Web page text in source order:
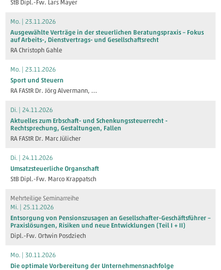
StB Dipl.-Fw. Lars Mayer
Mo. | 23.11.2026
Ausgewählte Verträge in der steuerlichen Beratungspraxis – Fokus
auf Arbeits-, Dienstvertrags- und Gesellschaftsrecht
RA Christoph Gahle
Mo. | 23.11.2026
Sport und Steuern
RA FAStR Dr. Jörg Alvermann, ...
Di. | 24.11.2026
Aktuelles zum Erbschaft- und Schenkungssteuerrecht -
Rechtsprechung, Gestaltungen, Fallen
RA FAStR Dr. Marc Jülicher
Di. | 24.11.2026
Umsatzsteuerliche Organschaft
StB Dipl.-Fw. Marco Krappatsch
Mehrteilige Seminarreihe
Mi. | 25.11.2026
Entsorgung von Pensionszusagen an Gesellschafter-Geschäftsführer –
Praxislösungen, Risiken und neue Entwicklungen (Teil I + II)
Dipl.-Fw. Ortwin Posdziech
Mo. | 30.11.2026
Die optimale Vorbereitung der Unternehmensnachfolge